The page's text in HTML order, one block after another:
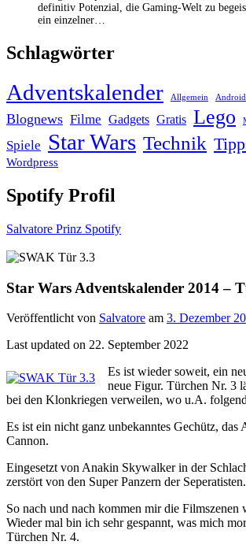
definitiv Potenzial, die Gaming-Welt zu
ein einzelner…
Schlagwörter
Adventskalender Allgemein Android
Blognews Filme Gadgets Gratis Lego
Spiele Star Wars Technik
Wordpress
Spotify Profil
Salvatore Prinz Spotify
Star Wars Adventskalender 2014 –
Veröffentlicht von Salvatore am 3. Dezember
Last updated on 22. September 2022
Es ist wieder soweit, ein
neue Figur. Türchen Nr. 3
bei den Klonkriegen verweilen, wo u.A.
Es ist ein nicht ganz unbekanntes Gechütz, das
Cannon.
Eingesetzt von Anakin Skywalker in der
zerstört von den Super Panzern der Seperatisten.
So nach und nach kommen mir die
Wieder mal bin ich sehr gespannt, was mich
Türchen Nr. 4.